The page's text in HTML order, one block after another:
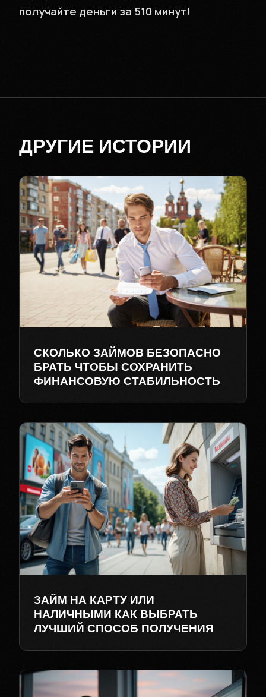
получайте деньги за 510 минут!
ДРУГИЕ ИСТОРИИ
СКОЛЬКО ЗАЙМОВ БЕЗОПАСНО
БРАТЬ ЧТОБЫ СОХРАНИТЬ
ФИНАНСОВУЮ СТАБИЛЬНОСТЬ
ЗАЙМ НА КАРТУ ИЛИ
НАЛИЧНЫМИ КАК ВЫБРАТЬ
ЛУЧШИЙ СПОСОБ ПОЛУЧЕНИЯ